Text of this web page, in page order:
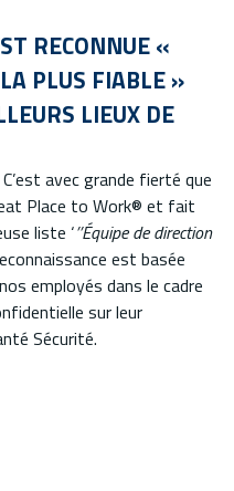
RECONNUE «
PLUS FIABLE »
LIEUX DE
avec grande fierté que
Place to Work® et fait
liste ‘’’Équipe de direction
est basée
employés dans le cadre
sur leur
Sécurité.